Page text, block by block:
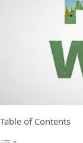
Table of Contents